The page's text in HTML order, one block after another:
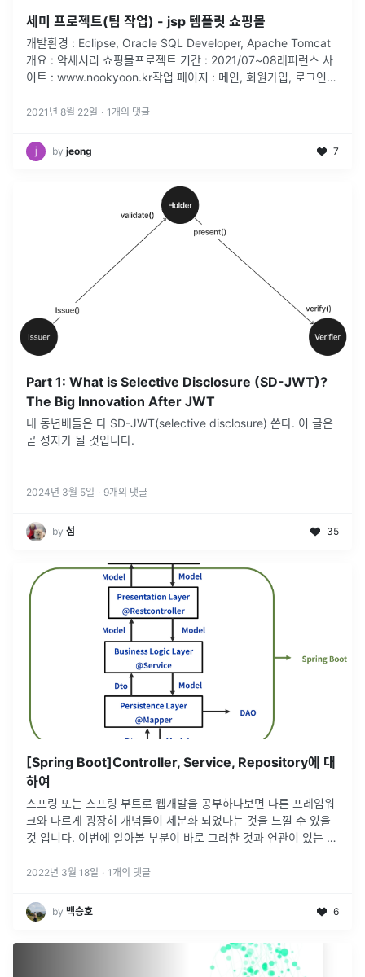
세미 프로젝트(팀 작업) - jsp 템플릿 쇼핑몰
개발환경 : Eclipse, Oracle SQL Developer, Apache Tomcat
개요 : 악세서리 쇼핑몰프로젝트 기간 : 2021/07~08레퍼런스 사
이트 : www.nookyoon.kr작업 페이지 : 메인, 회원가입, 로그인,
2021년 8월 22일 · 1 개의 댓글
by jeong 7
Part 1: What is Selective Disclosure (SD-JWT)?
The Big Innovation After JWT
내 동년배들은 다 SD-JWT(selective disclosure) 쓴다. 이 글은
곧 성지가 될 것입니다.
2024년 3월 5일 · 9개의 댓글
by 섬 35
[Spring Boot]Controller, Service, Repository에 대
하여
스프링 또는 스프링 부트로 웹개발을 공부하다보면 다른 프레임워
크와 다르게 굉장히 개념들이 세분화 되었다는 것을 느낄 수 있을
것 입니다. 이번에 알아볼 부분이 바로 그러한 것과 연관이 있는 것
2022년 3월 18일 · 1 개의 댓글
by 백승호 6